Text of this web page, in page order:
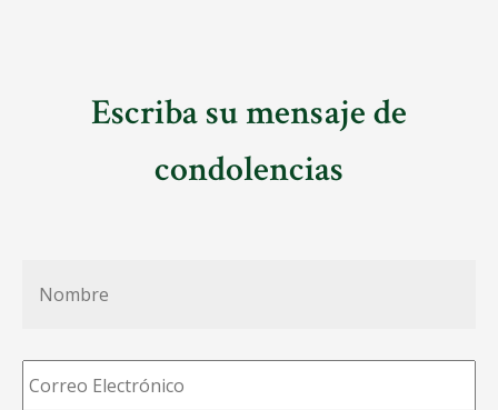
Escriba su mensaje de
condolencias
Correo
Electrónico *